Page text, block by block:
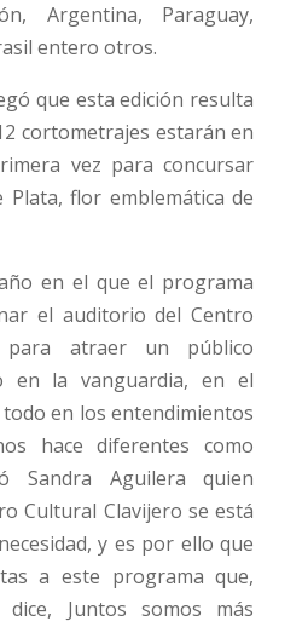
Argentina, Paraguay,
entero otros.
que esta edición resulta
cortometrajes estarán en
vez para concursar
Plata, flor emblemática de
en el que el programa
el auditorio del Centro
para atraer un público
en la vanguardia, en el
en los entendimientos
hace diferentes como
Sandra Aguilera quien
Cultural Clavijero se está
y es por ello que
a este programa que,
Juntos somos más